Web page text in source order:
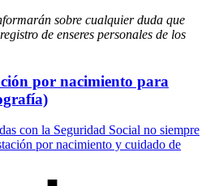
sobre cualquier duda que
de enseres personales de los
por nacimiento para
con la Seguridad Social no siempre
por nacimiento y cuidado de